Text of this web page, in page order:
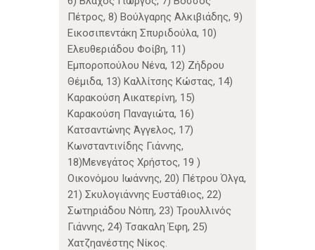
Πέτρος, 8) Βούλγαρης Αλκιβιάδης, 9)
Εικοσιπεντάκη Σπυριδούλα, 10)
Ελευθεριάδου Φοίβη, 11)
Εμποροπούλου Νένα, 12) Ζήδρου
Θέμιδα, 13) Καλλίτσης Κώστας, 14)
Καρακούση Αικατερίνη, 15)
Καρακούση Παναγιώτα, 16)
Κατσαντώνης Άγγελος, 17)
Κωνσταντινίδης Γιάννης,
18)Μενεγάτος Χρήστος, 19 )
Οικονόμου Ιωάννης, 20) Πέτρου Όλγα,
21) Σκυλογιάννης Ευστάθιος, 22)
Σωτηριάδου Νόπη, 23) Τρουλλινός
Γιάννης, 24) Τσακαλη Έφη, 25)
Χατζηανέστης Νίκος.